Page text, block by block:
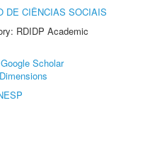
DE CIÊNCIAS SOCIAIS
RDIDP Academic
Google Scholar
Dimensions